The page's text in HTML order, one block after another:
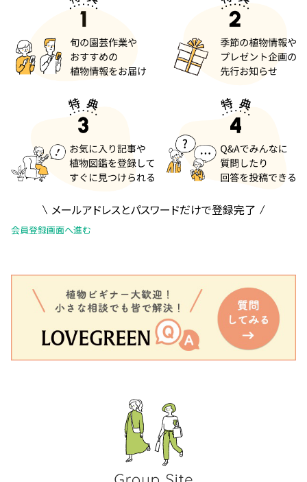
メールアドレスとパスワードだけで登録完了
会員登録画面へ進む